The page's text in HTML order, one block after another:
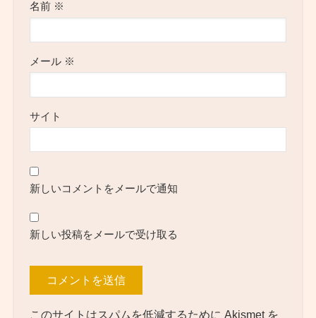
名前 ※
メール ※
サイト
新しいコメントをメールで通知
新しい投稿をメールで受け取る
このサイトはスパムを低減するために Akismet を